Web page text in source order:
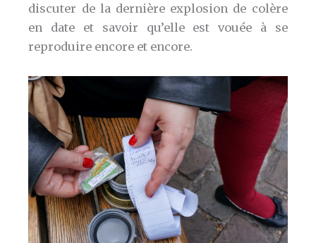
discuter de la dernière explosion de colère
en date et savoir qu’elle est vouée à se
reproduire encore et encore.